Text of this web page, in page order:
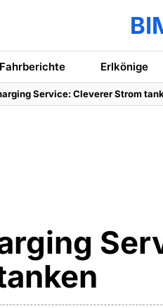
Fahrberichte Erlkönige
Service: Cleverer Strom